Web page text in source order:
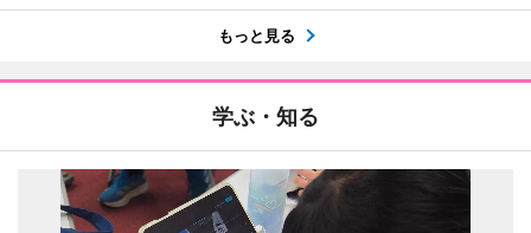
もっと見る
学ぶ・知る